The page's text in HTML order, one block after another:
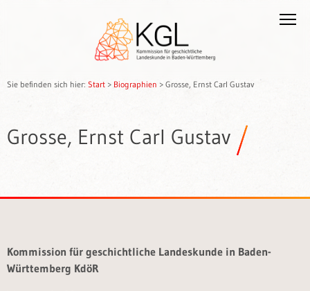
Sie befinden sich hier: Start > Biographien > Grosse, Ernst Carl Gustav
Grosse, Ernst Carl Gustav
Kommission für geschichtliche Landeskunde in Baden-
Württemberg KdöR